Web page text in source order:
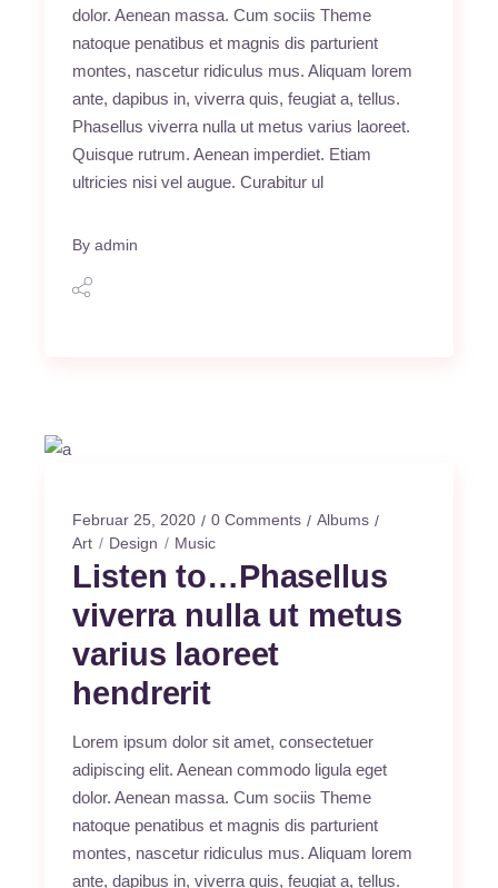
dolor. Aenean massa. Cum sociis Theme
natoque penatibus et magnis dis parturient
montes, nascetur ridiculus mus. Aliquam lorem
ante, dapibus in, viverra quis, feugiat a, tellus.
Phasellus viverra nulla ut metus varius laoreet.
Quisque rutrum. Aenean imperdiet. Etiam
ultricies nisi vel augue. Curabitur ul
By admin
Februar 25, 2020 0 Comments
Albums
Art
Design Music
Listen to…Phasellus
viverra nulla ut metus
varius laoreet
hendrerit
Lorem ipsum dolor sit amet, consectetuer
adipiscing elit. Aenean commodo ligula eget
dolor. Aenean massa. Cum sociis Theme
natoque penatibus et magnis dis parturient
montes, nascetur ridiculus mus. Aliquam lorem
ante, dapibus in, viverra quis, feugiat a, tellus.